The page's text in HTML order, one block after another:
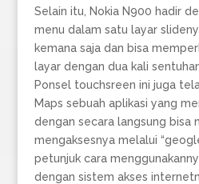
Selain itu, Nokia N900 hadir
menu dalam satu layar
kemana saja dan bisa
layar dengan dua kali
Ponsel touchsreen ini juga
Maps sebuah aplikasi yang
dengan secara langsung bisa
mengaksesnya melalui
petunjuk cara
dengan sistem akses